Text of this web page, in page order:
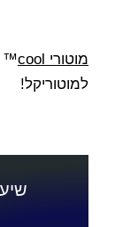
מוטורי ™
למוטוריקל!